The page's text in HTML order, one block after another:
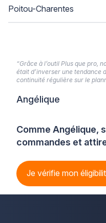
Poitou-Charentes
Comme Angélique,
commandes et
Je vérifie mon
“Grâce à l’outil Plus que pro,
était d’inverser une tendance
continuité régulière sur le
Angélique